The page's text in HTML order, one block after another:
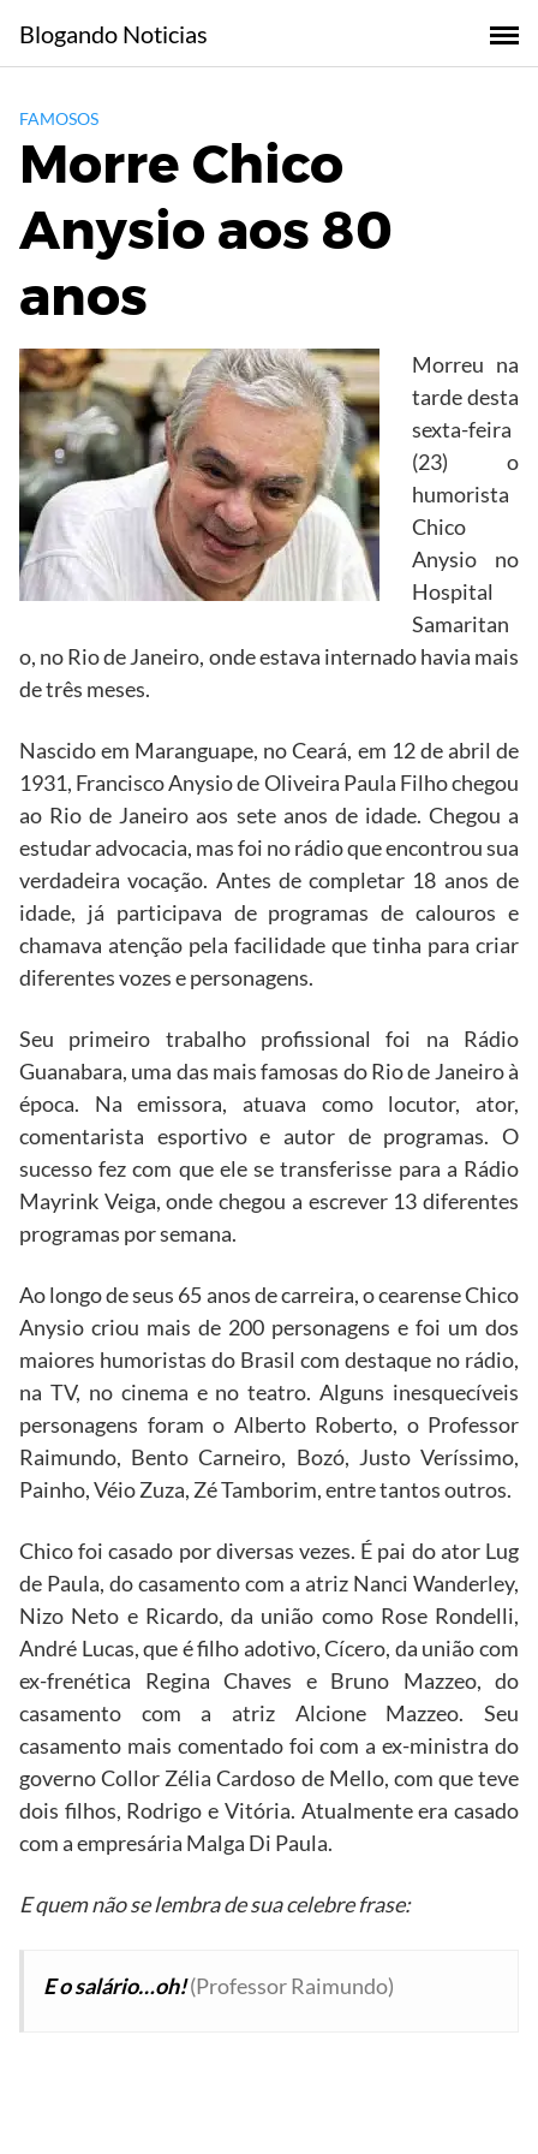
content
Blogando Noticias
FAMOSOS
Morre Chico
Anysio aos 80
anos
Morreu na
tarde desta
sexta-feira
(23) o
humorista
Chico
Anysio no
Hospital
Samaritan
o, no Rio de Janeiro, onde estava internado havia mais
de três meses.
Nascido em Maranguape, no Ceará, em 12 de abril de
1931, Francisco Anysio de Oliveira Paula Filho chegou
ao Rio de Janeiro aos sete anos de idade. Chegou a
estudar advocacia, mas foi no rádio que encontrou sua
verdadeira vocação. Antes de completar 18 anos de
idade, já participava de programas de calouros e
chamava atenção pela facilidade que tinha para criar
diferentes vozes e personagens.
Seu primeiro trabalho profissional foi na Rádio
Guanabara, uma das mais famosas do Rio de Janeiro à
época. Na emissora, atuava como locutor, ator,
comentarista esportivo e autor de programas. O
sucesso fez com que ele se transferisse para a Rádio
Mayrink Veiga, onde chegou a escrever 13 diferentes
programas por semana.
Ao longo de seus 65 anos de carreira, o cearense Chico
Anysio criou mais de 200 personagens e foi um dos
maiores humoristas do Brasil com destaque no rádio,
na TV, no cinema e no teatro. Alguns inesquecíveis
personagens foram o Alberto Roberto, o Professor
Raimundo, Bento Carneiro, Bozó, Justo Veríssimo,
Painho, Véio Zuza, Zé Tamborim, entre tantos outros.
Chico foi casado por diversas vezes. É pai do ator Lug
de Paula, do casamento com a atriz Nanci Wanderley,
Nizo Neto e Ricardo, da união como Rose Rondelli,
André Lucas, que é filho adotivo, Cícero, da união com
ex-frenética Regina Chaves e Bruno Mazzeo, do
casamento com a atriz Alcione Mazzeo. Seu
casamento mais comentado foi com a ex-ministra do
governo Collor Zélia Cardoso de Mello, com que teve
dois filhos, Rodrigo e Vitória. Atualmente era casado
com a empresária Malga Di Paula.
E quem não se lembra de sua celebre frase:
E o salário…oh!(Professor Raimundo)